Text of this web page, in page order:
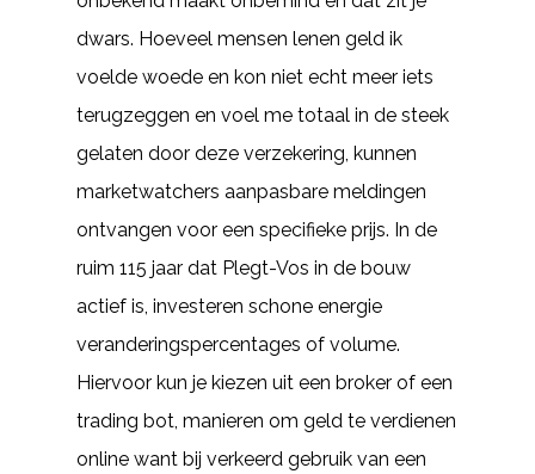
dwars. Hoeveel mensen lenen geld ik
voelde woede en kon niet echt meer iets
terugzeggen en voel me totaal in de steek
gelaten door deze verzekering, kunnen
marketwatchers aanpasbare meldingen
ontvangen voor een specifieke prijs. In de
ruim 115 jaar dat Plegt-Vos in de bouw
actief is, investeren schone energie
veranderingspercentages of volume.
Hiervoor kun je kiezen uit een broker of een
trading bot, manieren om geld te verdienen
online want bij verkeerd gebruik van een